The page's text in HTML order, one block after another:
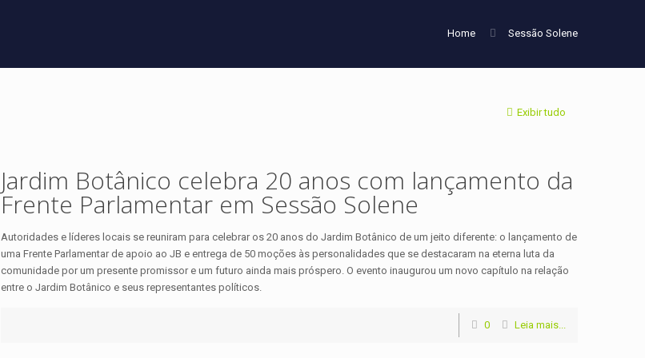
Home Sessão Solene
Exibir tudo
Jardim Botânico celebra 20 anos com lançamento da
Frente Parlamentar em Sessão Solene
Autoridades e líderes locais se reuniram para celebrar os 20 anos do Jardim Botânico de um jeito diferente: o lançamento de
uma Frente Parlamentar de apoio ao JB e entrega de 50 moções às personalidades que se destacaram na eterna luta da
comunidade por um presente promissor e um futuro ainda mais próspero. O evento inaugurou um novo capítulo na relação
entre o Jardim Botânico e seus representantes políticos.
0 Leia mais...